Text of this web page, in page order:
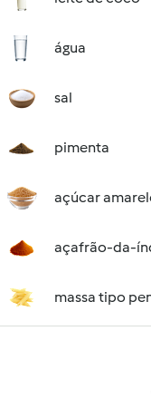
água
sal
pimenta
açúcar
açafrão-da-
massa tipo